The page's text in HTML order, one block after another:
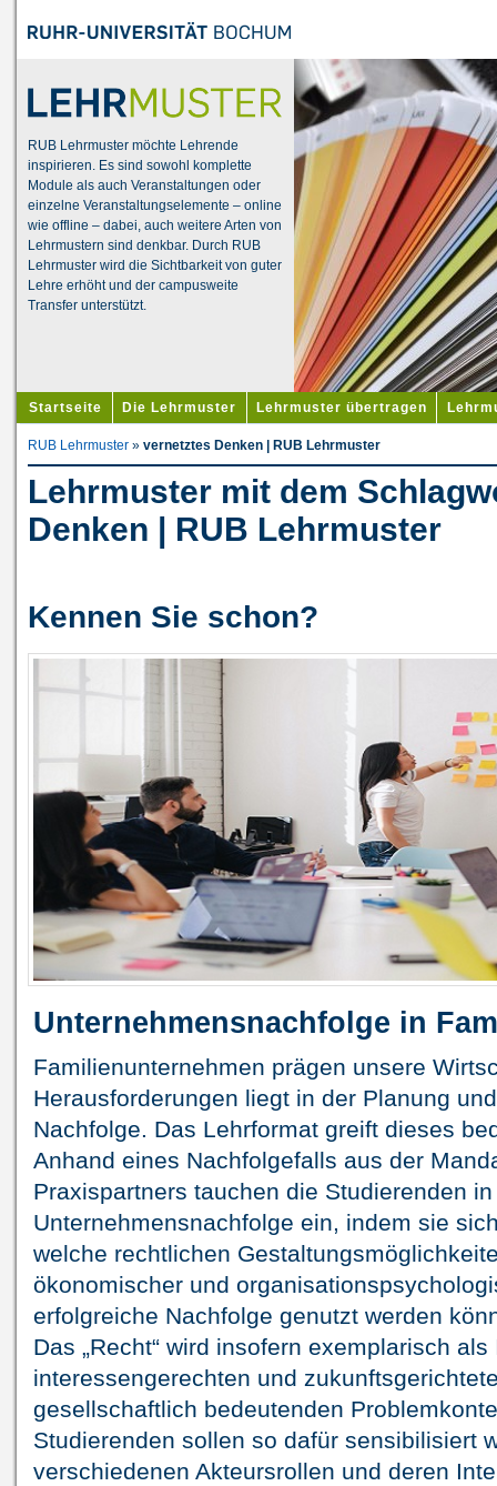
RUB Lehrmuster möchte Lehrende
inspirieren. Es sind sowohl komplette
Module als auch Veranstaltungen oder
einzelne Veranstaltungselemente – online
wie offline – dabei, auch weitere Arten von
Lehrmustern sind denkbar. Durch RUB
Lehrmuster wird die Sichtbarkeit von guter
Lehre erhöht und der campusweite
Transfer unterstützt.
Startseite Die Lehrmuster Lehrmuster übertragen
RUB Lehrmuster » vernetztes Denken | RUB Lehrmuster
Lehrmuster mit dem
Denken | RUB Lehrmuster
Kennen Sie schon?
Unternehmensnachfolge in
Familienunternehmen prägen unsere
Herausforderungen liegt in der Planung
Nachfolge. Das Lehrformat greift dieses
Anhand eines Nachfolgefalls aus der
Praxispartners tauchen die Studierenden in
Unternehmensnachfolge ein, indem sie
welche rechtlichen
ökonomischer und
erfolgreiche Nachfolge genutzt werden
Das „Recht“ wird insofern exemplarisch
interessengerechten und
gesellschaftlich bedeutenden
Studierenden sollen so dafür sensibilisiert
verschiedenen Akteursrollen und deren